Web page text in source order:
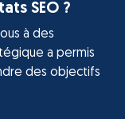
SEO ?
à des
a permis
des objectifs